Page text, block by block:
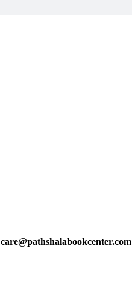
care@pathshalabookcenter.com